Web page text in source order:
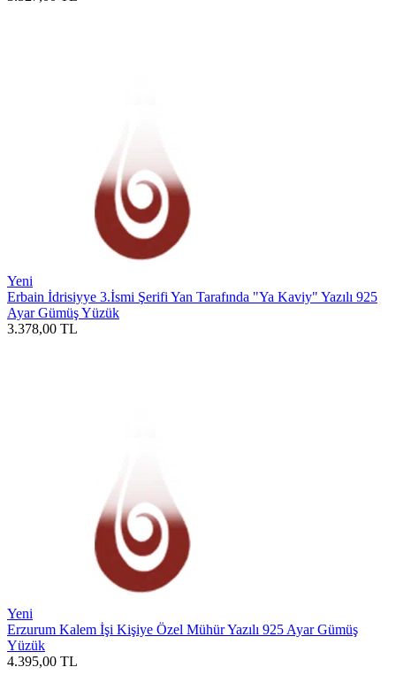
Yeni
Erbain İdrisiyye 3.İsmi Şerifi Yan Tarafında "Ya Kaviy" Yazılı 925
Ayar Gümüş Yüzük
3.378,00 TL
Yeni
Erzurum Kalem İşi Kişiye Özel Mühür Yazılı 925 Ayar Gümüş
Yüzük
4.395,00 TL